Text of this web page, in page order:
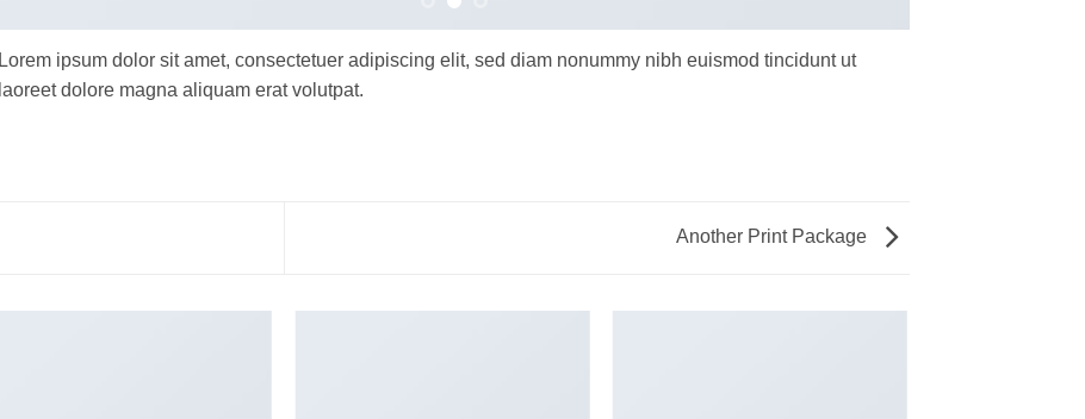
Lorem ipsum dolor sit amet, consectetuer adipiscing elit, sed diam nonummy nibh euismod tincidunt ut
laoreet dolore magna aliquam erat volutpat.
Another Print Package